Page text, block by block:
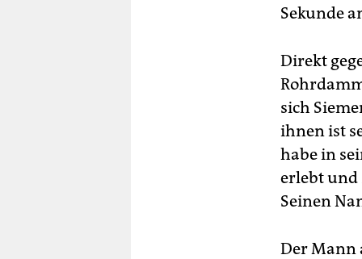
Sekunde
Direkt
sich
ihnen ist
habe in
erlebt und
Seinen
Der Mann